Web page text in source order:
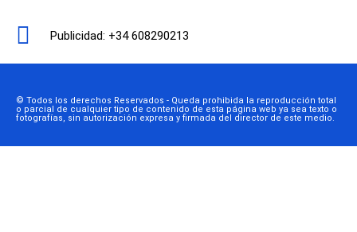
Publicidad: +34 608290213
© Todos los derechos Reservados - Queda prohibida la reproducción total
o parcial de cualquier tipo de contenido de esta página web ya sea texto o
fotografías, sin autorización expresa y firmada del director de este medio.